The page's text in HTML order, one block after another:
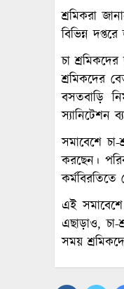
শ্রমিকরা
বিভিন্ন
চা
শ্রমিকদের
বসতবাড়ি
স্যানিটেশন
সমাবেশে
করছেন।
এই
এছাড়াও,
সময়